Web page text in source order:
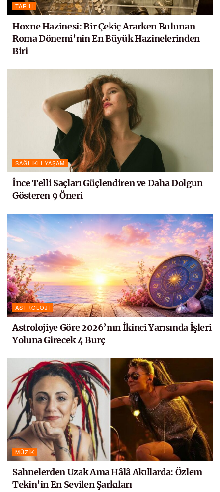
TARIH
Hoxne Hazinesi: Bir Çekiç Ararken Bulunan
Roma Dönemi’nin En Büyük Hazinelerinden
Biri
SAĞLIKLI YAŞAM
İnce Telli Saçları Güçlendiren ve Daha Dolgun
Gösteren 9 Öneri
ASTROLOJI
Astrolojiye Göre 2026’nın İkinci Yarısında İşleri
Yoluna Girecek 4 Burç
MÜZIK
Sahnelerden Uzak Ama Hâlâ Akıllarda: Özlem
Tekin’in En Sevilen Şarkıları